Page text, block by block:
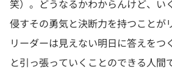
笑）。どうなるかわからんけど、い
侵すその勇気と決断力を持つことが
リーダーは見えない明日に答えをつ
と引っ張っていくことのできる人間